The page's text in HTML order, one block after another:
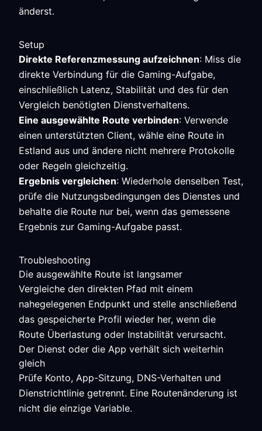
änderst.
Setup
Direkte Referenzmessung aufzeichnen: Miss die
direkte Verbindung für die Gaming-Aufgabe,
einschließlich Latenz, Stabilität und des für den
Vergleich benötigten Dienstverhaltens.
Eine ausgewählte Route verbinden: Verwende
einen unterstützten Client, wähle eine Route in
Estland aus und ändere nicht mehrere Protokolle
oder Regeln gleichzeitig.
Ergebnis vergleichen: Wiederhole denselben Test,
prüfe die Nutzungsbedingungen des Dienstes und
behalte die Route nur bei, wenn das gemessene
Ergebnis zur Gaming-Aufgabe passt.
Troubleshooting
Die ausgewählte Route ist langsamer
Vergleiche den direkten Pfad mit einem
nahegelegenen Endpunkt und stelle anschließend
das gespeicherte Profil wieder her, wenn die
Route Überlastung oder Instabilität verursacht.
Der Dienst oder die App verhält sich weiterhin
gleich
Prüfe Konto, App-Sitzung, DNS-Verhalten und
Dienstrichtlinie getrennt. Eine Routenänderung ist
nicht die einzige Variable.